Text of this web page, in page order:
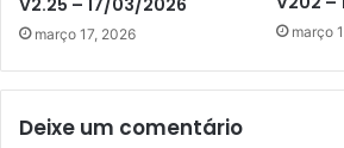
março 17, 2026 março
Deixe um comentário